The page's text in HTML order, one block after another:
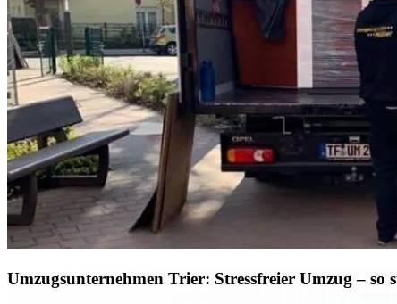
Umzugsunternehmen Trier: Stressfreier Umzug – so